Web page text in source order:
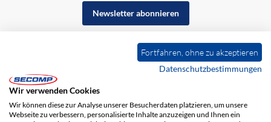
Newsletter abonnieren
Fortfahren, ohne zu akzeptieren
Datenschutzbestimmungen
Wir verwenden Cookies
Wir können diese zur Analyse unserer Besucherdaten platzieren, um unsere
Webseite zu verbessern, personalisierte Inhalte anzuzeigen und Ihnen ein